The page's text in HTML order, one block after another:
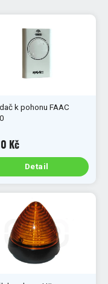
k pohonu FAAC
Kč
Detail